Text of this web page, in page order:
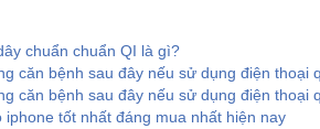
chuẩn chuẩn QI là gì?
căn bệnh sau đây nếu sử dụng điện thoại
căn bệnh sau đây nếu sử dụng điện thoại
iphone tốt nhất đáng mua nhất hiện nay